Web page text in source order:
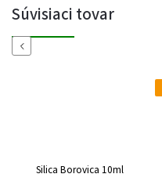
Súvisiaci tovar
Previous
Silica Borovica 10ml